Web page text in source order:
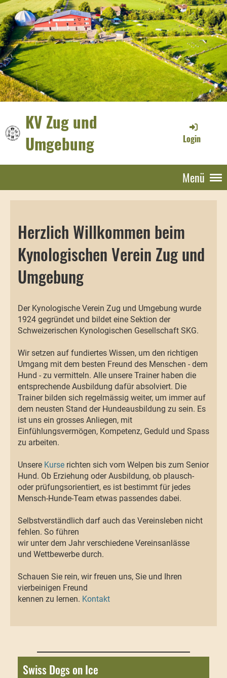
KV Zug und
Umgebung
Login
Menü
Herzlich Willkommen beim
Kynologischen Verein Zug und
Umgebung
Der Kynologische Verein Zug und Umgebung wurde
1924 gegründet und bildet eine Sektion der
Schweizerischen Kynologischen Gesellschaft SKG.
Wir setzen auf fundiertes Wissen, um den richtigen
Umgang mit dem besten Freund des Menschen - dem
Hund - zu vermitteln. Alle unsere Trainer haben die
entsprechende Ausbildung dafür absolviert. Die
Trainer bilden sich regelmässig weiter, um immer auf
dem neusten Stand der Hundeausbildung zu sein. Es
ist uns ein grosses Anliegen, mit
Einfühlungsvermögen, Kompetenz, Geduld und Spass
zu arbeiten.
Unsere Kurse richten sich vom Welpen bis zum Senior
Hund. Ob Erziehung oder Ausbildung, ob plausch-
oder prüfungsorientiert, es ist bestimmt für jedes
Mensch-Hunde-Team etwas passendes dabei.
Selbstverständlich darf auch das Vereinsleben nicht
fehlen. So führen
wir unter dem Jahr verschiedene Vereinsanlässe
und Wettbewerbe durch.
Schauen Sie rein, wir freuen uns, Sie und Ihren
vierbeinigen Freund
kennen zu lernen. Kontakt
Swiss Dogs on Ice